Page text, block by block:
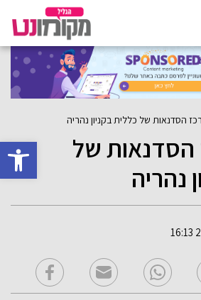
פתח
הסדנאות של כללית בקניון נהריה
של
נהריה